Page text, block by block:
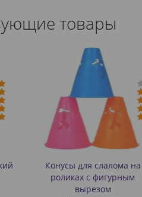
товары
для слалома на
с фигурным